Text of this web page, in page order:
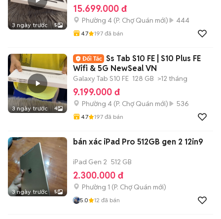
3 ngày trước 5
15.699.000 đ
Phường 4 (P. Chợ Quán mới) 444
4.7 197 đã bán
3 ngày trước 4
Ss Tab S10 FE | S10 Plus FE
Wifi & 5G NewSeal VN
Galaxy Tab S10 FE 128 GB >12 tháng
9.199.000 đ
Phường 4 (P. Chợ Quán mới) 536
4.7 197 đã bán
3 ngày trước 5
bán xác iPad Pro 512GB gen 2 12in9
iPad Gen 2 512 GB
2.300.000 đ
Phường 1 (P. Chợ Quán mới)
5.0 12 đã bán